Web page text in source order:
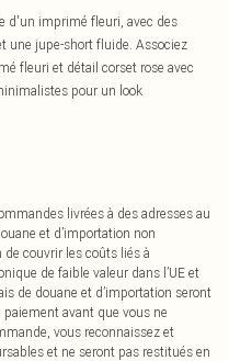
d'un imprimé fleuri, avec des
une jupe-short fluide. Associez
fleuri et détail corset rose avec
pour un look
livrées à des adresses au
et d’importation non
couvrir les coûts liés à
de faible valeur dans l’UE et
de douane et d’importation seront
avant que vous ne
vous reconnaissez et
et ne seront pas restitués en